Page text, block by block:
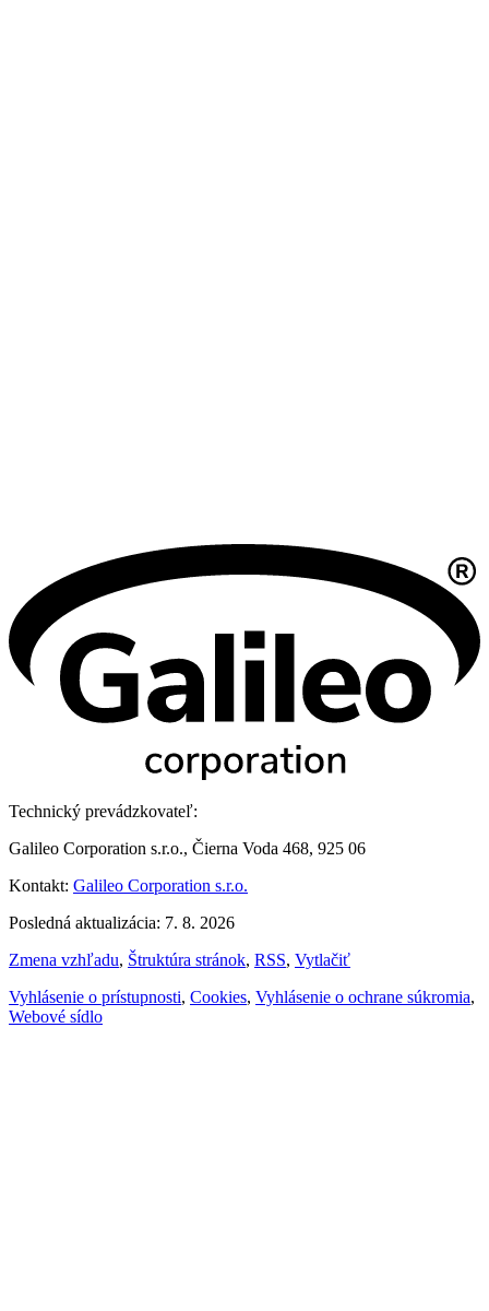
Technický prevádzkovateľ:
Galileo Corporation s.r.o., Čierna Voda 468, 925 06
Kontakt: Galileo Corporation s.r.o.
Posledná aktualizácia: 7. 8. 2026
Zmena vzhľadu, Štruktúra stránok, RSS, Vytlačiť
Vyhlásenie o prístupnosti, Cookies, Vyhlásenie o ochrane súkromia,
Webové sídlo